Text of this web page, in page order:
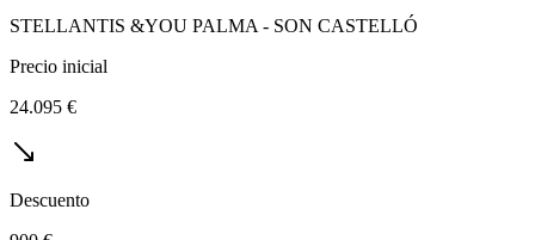
STELLANTIS &YOU PALMA - SON CASTELLÓ
Precio inicial
24.095 €
Descuento